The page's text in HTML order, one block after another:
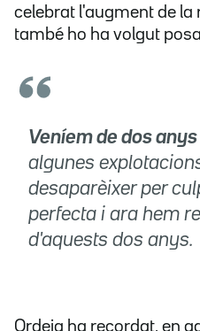
celebrat l'augment de la
també ho ha volgut
Veníem de dos
algunes
desaparèixer per
perfecta i ara hem
d'aquests dos anys.
Ordeig ha recordat, en